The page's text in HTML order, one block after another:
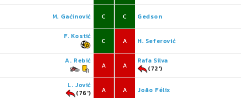
M. Gaćinović C
F. Kostić
C
A. Rebić
A
L. Jović
(76')
A
C Gedson
A H. Seferović
A
Rafa Silva
(72')
A João Félix